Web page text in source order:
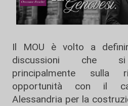
Il MOU è volto a
discussioni che si
principalmente sulla
opportunità con il
Alessandria per la